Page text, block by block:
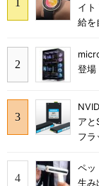
イ
給を
登場
アと
フラ
ペッ
生み